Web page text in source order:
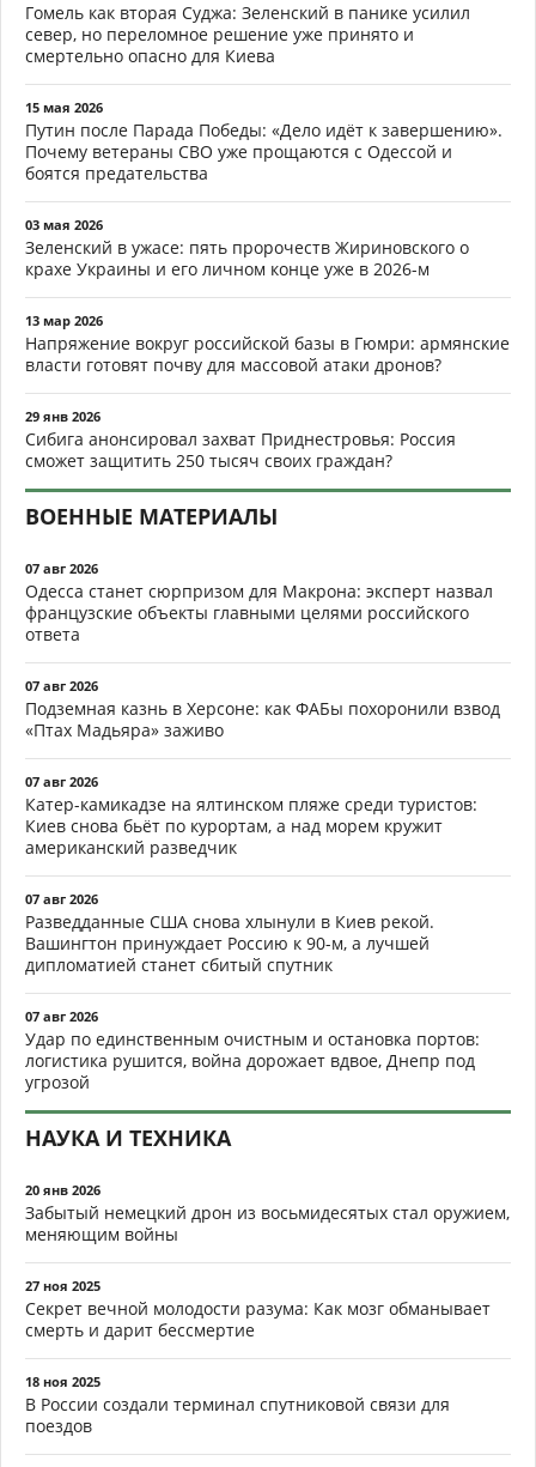
Гомель как вторая Суджа: Зеленский в панике усилил
север, но переломное решение уже принято и
смертельно опасно для Киева
15 мая 2026
Путин после Парада Победы: «Дело идёт к завершению».
Почему ветераны СВО уже прощаются с Одессой и
боятся предательства
03 мая 2026
Зеленский в ужасе: пять пророчеств Жириновского о
крахе Украины и его личном конце уже в 2026-м
13 мар 2026
Напряжение вокруг российской базы в Гюмри: армянские
власти готовят почву для массовой атаки дронов?
29 янв 2026
Сибига анонсировал захват Приднестровья: Россия
сможет защитить 250 тысяч своих граждан?
ВОЕННЫЕ МАТЕРИАЛЫ
07 авг 2026
Одесса станет сюрпризом для Макрона: эксперт назвал
французские объекты главными целями российского
ответа
07 авг 2026
Подземная казнь в Херсоне: как ФАБы похоронили взвод
«Птах Мадьяра» заживо
07 авг 2026
Катер-камикадзе на ялтинском пляже среди туристов:
Киев снова бьёт по курортам, а над морем кружит
американский разведчик
07 авг 2026
Разведданные США снова хлынули в Киев рекой.
Вашингтон принуждает Россию к 90-м, а лучшей
дипломатией станет сбитый спутник
07 авг 2026
Удар по единственным очистным и остановка портов:
логистика рушится, война дорожает вдвое, Днепр под
угрозой
НАУКА И ТЕХНИКА
20 янв 2026
Забытый немецкий дрон из восьмидесятых стал оружием,
меняющим войны
27 ноя 2025
Секрет вечной молодости разума: Как мозг обманывает
смерть и дарит бессмертие
18 ноя 2025
В России создали терминал спутниковой связи для
поездов